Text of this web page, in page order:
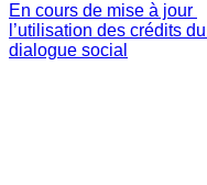
En cours de mise à jour
l’utilisation des crédits
dialogue social